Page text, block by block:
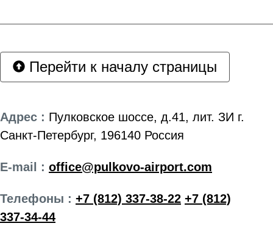
Перейти к началу страницы
Адрес : Пулковское шоссе, д.41, лит. ЗИ г.
Санкт-Петербург, 196140 Россия
E-mail : office@pulkovo-airport.com
Телефоны : +7 (812) 337-38-22 +7 (812)
337-34-44